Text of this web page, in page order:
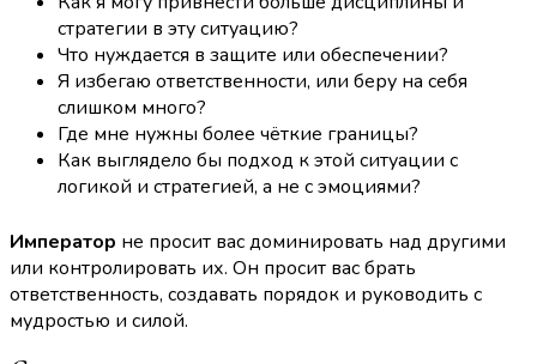
стратегии в эту ситуацию?
Что нуждается в защите или обеспечении?
Я избегаю ответственности, или беру на себя
слишком много?
Где мне нужны более чёткие границы?
Как выглядело бы подход к этой ситуации с
логикой и стратегией, а не с эмоциями?
Император не просит вас доминировать над другими
или контролировать их. Он просит вас брать
ответственность, создавать порядок и руководить с
мудростью и силой.